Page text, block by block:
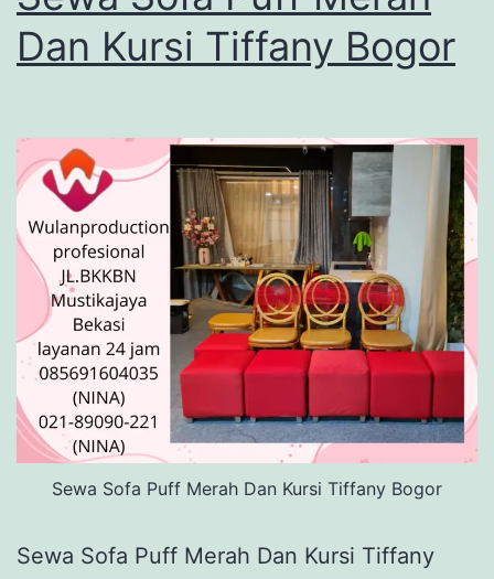
Dan Kursi Tiffany Bogor
Sewa Sofa Puff Merah Dan Kursi Tiffany Bogor
Sewa Sofa Puff Merah Dan Kursi Tiffany